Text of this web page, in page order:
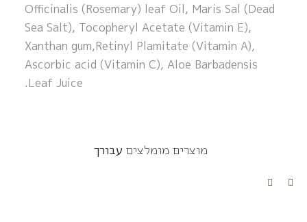
Officinalis (Rosemary) leaf Oil, Maris Sal (Dead
Sea Salt), Tocopheryl Acetate (Vitamin E),
Xanthan gum,Retinyl Plamitate (Vitamin A),
Ascorbic acid (Vitamin C), Aloe Barbadensis
Leaf Juice.
מוצרים מומלצים עבורך